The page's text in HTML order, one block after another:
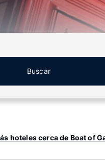
Buscar
hoteles cerca de Boat of